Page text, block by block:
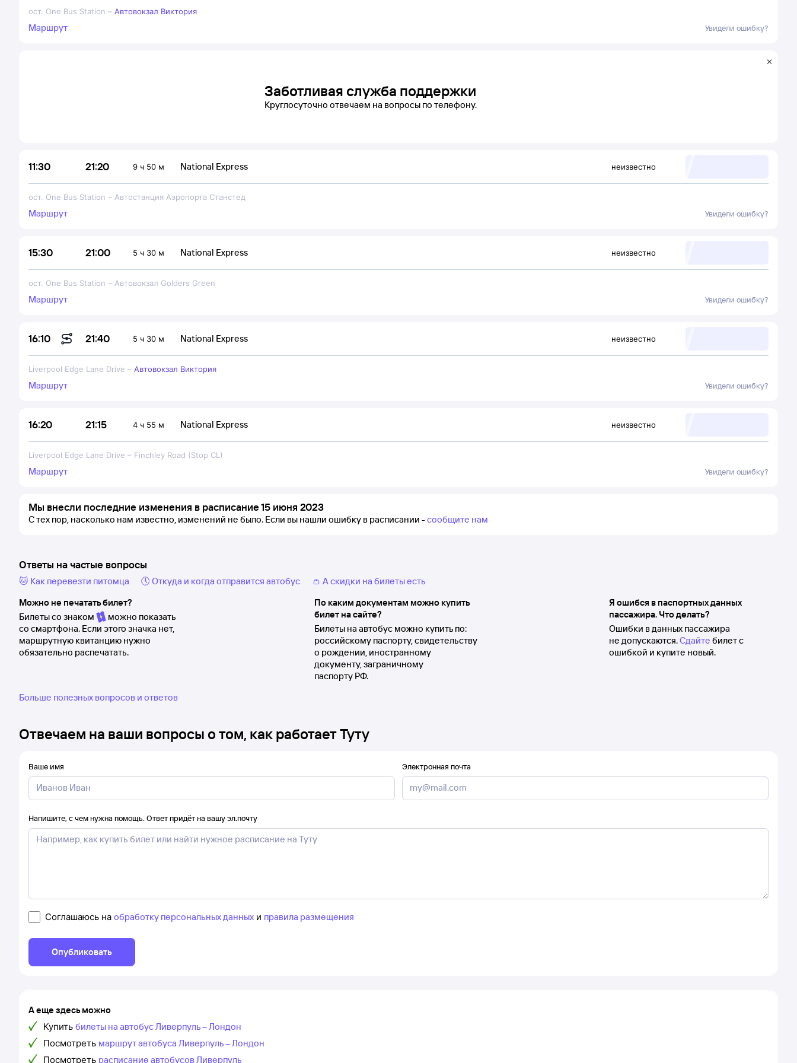
ост. One Bus Station – Автовокзал Виктория
Маршрут Увидели ошибку?
Заботливая служба поддержки
Круглосуточно отвечаем на вопросы по телефону.
11:30 21:20 9 ч 50 м National Express неизвестно
ост. One Bus Station – Автостанция Аэропорта Станстед
Маршрут Увидели ошибку?
15:30 21:00 5 ч 30 м National Express неизвестно
ост. One Bus Station – Автовокзал Golders Green
Маршрут Увидели ошибку?
16:10 21:40 5 ч 30 м National Express неизвестно
Liverpool Edge Lane Drive – Автовокзал Виктория
Маршрут Увидели ошибку?
16:20 21:15 4 ч 55 м National Express неизвестно
Liverpool Edge Lane Drive – Finchley Road (Stop CL)
Маршрут Увидели ошибку?
Мы внесли последние изменения в расписание 15 июня 2023
С тех пор, насколько нам известно, изменений не было. Если вы нашли ошибку в расписании -сообщите нам
Ответы на частые вопросы
🐱 Как перевезти питомца 🕔 Откуда и когда отправится автобус
👛 А скидки на билеты есть
Можно не печатать билет?
Билеты со знаком
можно показать
со смартфона. Если этого значка нет,
маршрутную квитанцию нужно
обязательно распечатать.
По каким документам можно купить
билет на сайте?
Билеты на автобус можно купить по:
российскому паспорту, свидетельству
о рождении, иностранному
документу, заграничному
паспорту РФ.
Я ошибся в паспортных данных
пассажира. Что делать?
Ошибки в данных пассажира
не допускаются.Сдайте билет с
ошибкой и купите новый.
Больше полезных вопросов и ответов
Отвечаем на ваши вопросы о том, как работает Туту
Ваше имя Электронная почта
Напишите, с чем нужна помощь. Ответ придёт на вашу эл.почту
Соглашаюсь на обработку персональных данных и правила размещения
Опубликовать
А еще здесь можно
Купить билеты на автобус Ливерпуль – Лондон
Посмотреть маршрут автобуса Ливерпуль – Лондон
Посмотреть расписание автобусов Ливерпуль